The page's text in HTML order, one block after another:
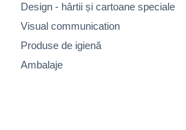
Design - hârtii și cartoane speciale
Visual communication
Produse de igienă
Ambalaje